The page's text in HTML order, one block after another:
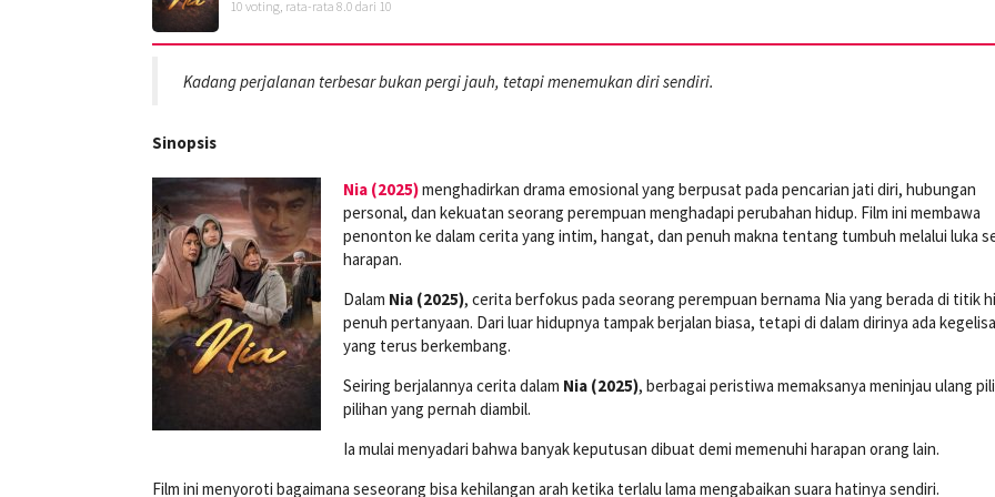
10 voting, rata-rata 8.0 dari 10
Kadang perjalanan terbesar bukan pergi jauh, tetapi menemukan diri sendiri.
Sinopsis
Nia (2025)menghadirkan drama emosional yang berpusat pada pencarian jati diri, hubungan
personal, dan kekuatan seorang perempuan menghadapi perubahan hidup. Film ini membawa
penonton ke dalam cerita yang intim, hangat, dan penuh makna tentang tumbuh melalui luka
harapan.
Dalam Nia (2025), cerita berfokus pada seorang perempuan bernama Nia yang berada di titik
penuh pertanyaan. Dari luar hidupnya tampak berjalan biasa, tetapi di dalam dirinya ada
yang terus berkembang.
Seiring berjalannya cerita dalam Nia (2025), berbagai peristiwa memaksanya meninjau ulang
pilihan yang pernah diambil.
Ia mulai menyadari bahwa banyak keputusan dibuat demi memenuhi harapan orang lain.
Film ini menyoroti bagaimana seseorang bisa kehilangan arah ketika terlalu lama mengabaikan suara hatinya sendiri.